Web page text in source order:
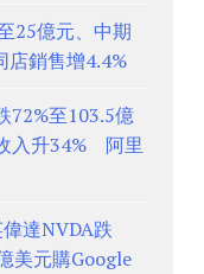
25億元、中期
銷售增4.4%
72%至103.5億
入升34% 阿里
達NVDA跌
美元購Google